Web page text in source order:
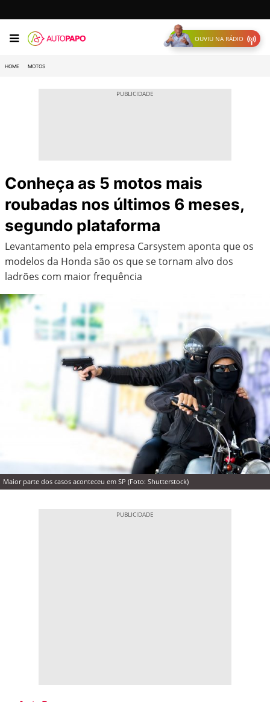
OUVIU NA RÁDIO
HOME MOTOS
Conheça as 5 motos mais
roubadas nos últimos 6 meses,
segundo plataforma
Levantamento pela empresa Carsystem aponta que os
modelos da Honda são os que se tornam alvo dos
ladrões com maior frequência
Maior parte dos casos aconteceu em SP (Foto: Shutterstock)